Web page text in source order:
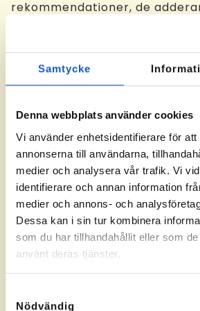
Samtycke
Denna webbplats använder cookies
Vi använder enhetsidentifierare för
annonserna till användarna,
medier och analysera vår trafik. Vi
identifierare och annan information
medier och annons- och
Dessa kan i sin tur kombinera
som du har tillhandahållit eller som
använt deras tjänster.
Nödvändig
rekommendationer, de
Sökord
LinkedIn har en väldigt kraftig
använder i sin profil. Placera
sökord i:
– Yrkestitel
– Sammanfattning
– Arbetslivserfarenhet
– Kompetenser och intyg
Finslipa din profil
position.